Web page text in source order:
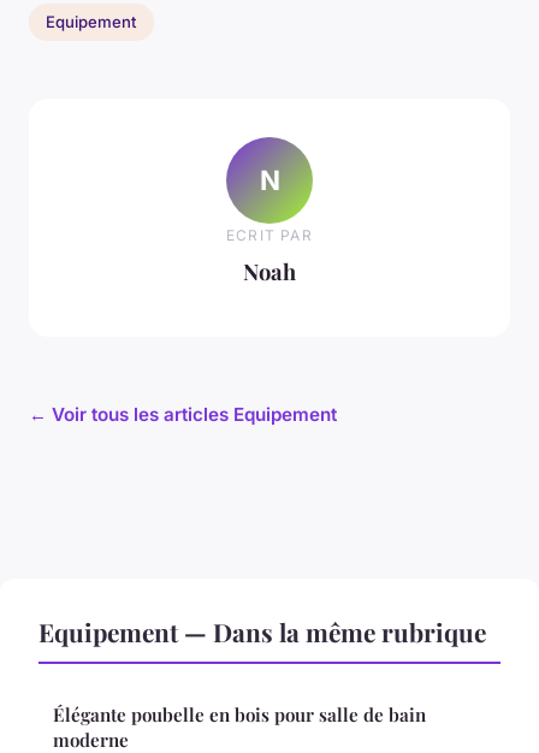
Equipement
N
ECRIT PAR
Noah
← Voir tous les articles Equipement
Equipement — Dans la même rubrique
Élégante poubelle en bois pour salle de bain
moderne